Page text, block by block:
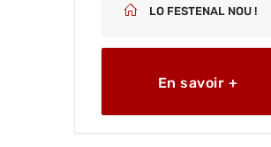
LO FESTENAL NOU !
En savoir +